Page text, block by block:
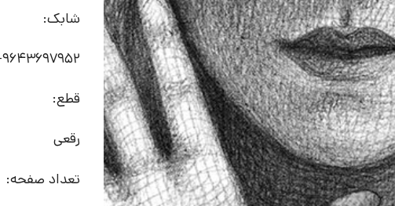
شابک:
قطع:
رقعی
تعداد صفحه: